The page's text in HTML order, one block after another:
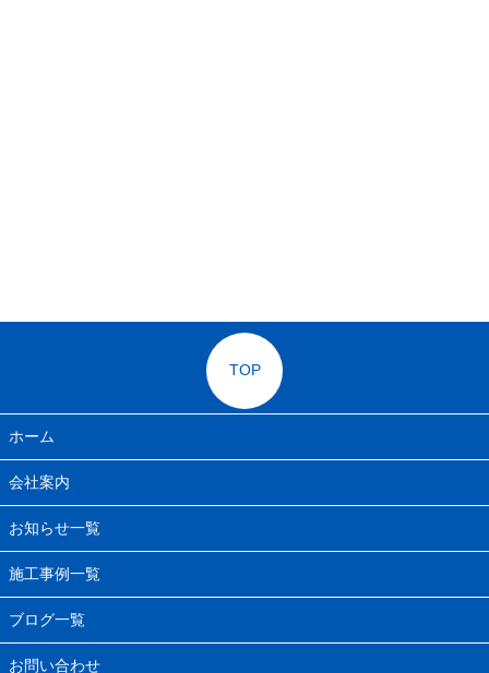
TOP
ホーム
会社案内
お知らせ一覧
施工事例一覧
ブログ一覧
お問い合わせ